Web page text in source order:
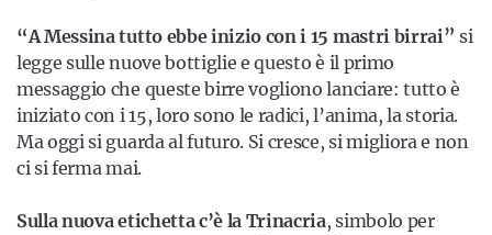
“A Messina tutto ebbe inizio con i 15 mastri birrai” si
legge sulle nuove bottiglie e questo è il primo
messaggio che queste birre vogliono lanciare: tutto è
iniziato con i 15, loro sono le radici, l’anima, la storia.
Ma oggi si guarda al futuro. Si cresce, si migliora e non
ci si ferma mai.
Sulla nuova etichetta c’è la Trinacria, simbolo per